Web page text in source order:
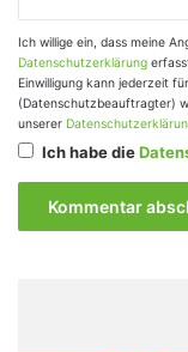
Ich willige ein, dass meine
Datenschutzerklärung
Einwilligung kann jederzeit
(Datenschutzbeauftragter)
unserer
Ich habe die